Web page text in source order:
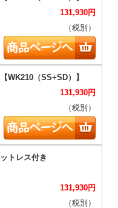
131,930円
（税別）
131,930円
（税別）
131,930円
（税別）